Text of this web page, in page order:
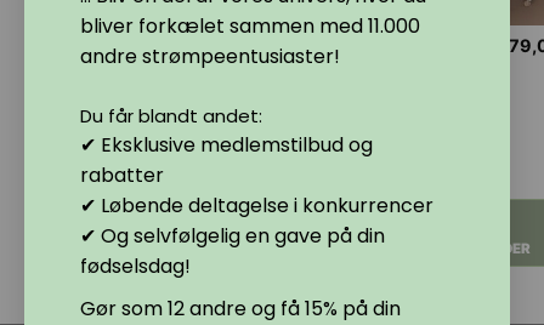
MAMA
graviditetsstrømpebukser
DEN.
79,00
VÆLG
MULIGHEDER
Dette
har
kan
vælges
på
varesiden
MULIGHEDER
kan
varesiden
bundløse
MULIGHEDER
bliver forkælet sammen med 11.000
andre strømpeentusiaster!
Du får blandt andet:
✔ Eksklusive medlemstilbud og
rabatter
✔ Løbende deltagelse i konkurrencer
✔ Og selvfølgelig en gave på din
fødselsdag!
Gør som 12 andre og få 15% på din